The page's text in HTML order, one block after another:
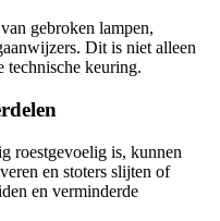
gebroken lampen,
Dit is niet alleen
technische keuring.
roestgevoelig is, kunnen
en stoters slijten of
en verminderde